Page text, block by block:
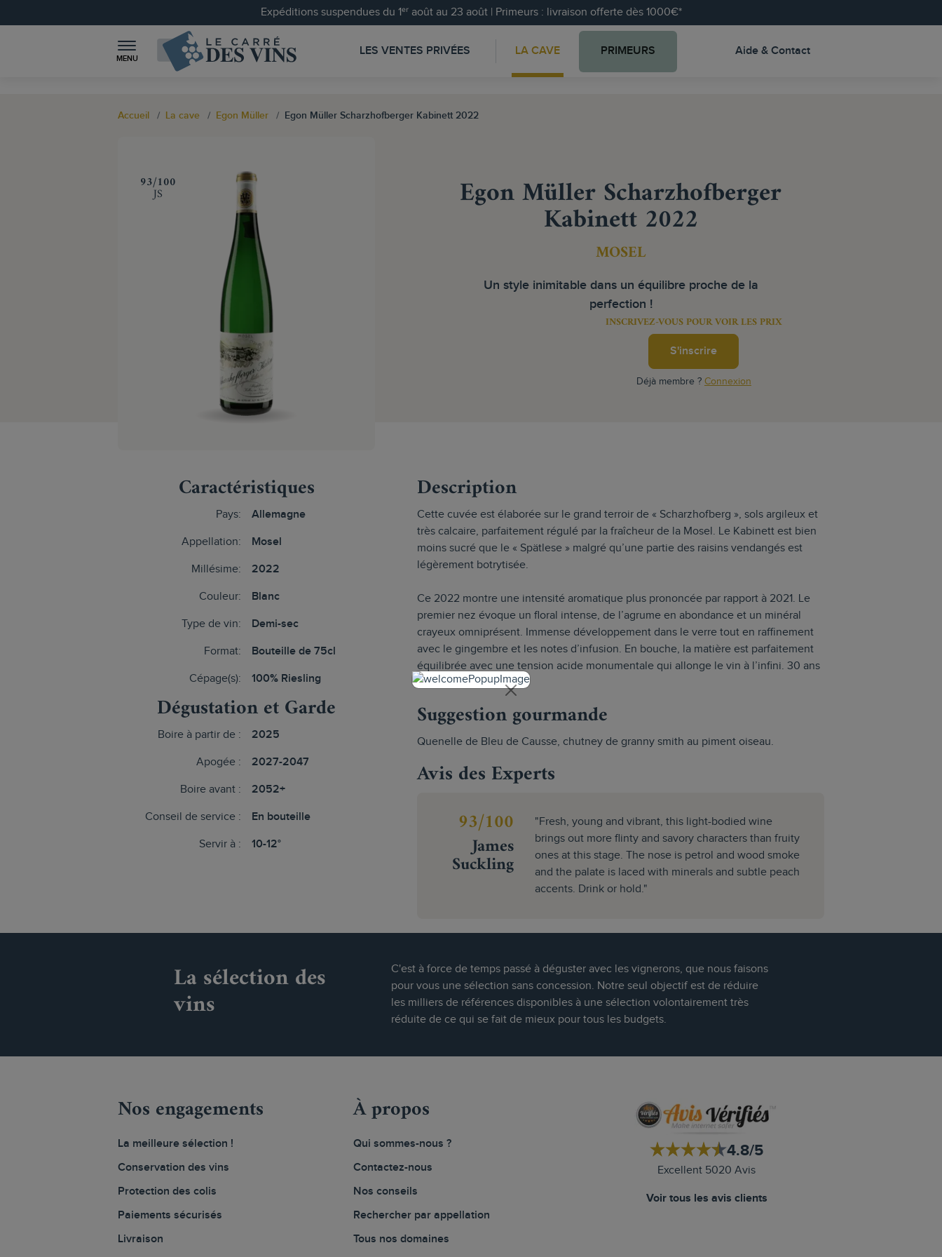
Expéditions suspendues du 1ᵉʳ août au 23 août | Primeurs : livraison offerte dès 1000€*
MENU
LES VENTES PRIVÉES LA CAVE PRIMEURS Aide & Contact
Accueil La cave Egon Müller Egon Müller Scharzhofberger Kabinett 2022
‍93/100
JS Egon Müller Scharzhofberger
Kabinett 2022
MOSEL
Un style inimitable dans un équilibre proche de la
perfection !
INSCRIVEZ-VOUS POUR VOIR LES PRIX
S'inscrire
Déjà membre ? Connexion
Caractéristiques
Pays: Allemagne
Appellation: Mosel
Millésime: 2022
Couleur: Blanc
Type de vin: Demi-sec
Format: Bouteille de 75cl
Cépage(s): 100% Riesling
Dégustation et Garde
Boire à partir de : 2025
Apogée : 2027-2047
Boire avant : 2052+
Conseil de service : En bouteille
Servir à : 10-12°
Description
Cette cuvée est élaborée sur le grand terroir de « Scharzhofberg », sols argileux et
très calcaire, parfaitement régulé par la fraîcheur de la Mosel. Le Kabinett est bien
moins sucré que le « Spätlese » malgré qu’une partie des raisins vendangés est
légèrement botrytisée.
Ce 2022 montre une intensité aromatique plus prononcée par rapport à 2021. Le
premier nez évoque un floral intense, de l’agrume en abondance et un minéral
crayeux omniprésent. Immense développement dans le verre tout en raffinement
avec le gingembre et les notes d’infusion. En bouche, la matière est parfaitement
équilibrée avec une tension acide monumentale qui allonge le vin à l’infini. 30 ans
de garde à minima.
Suggestion gourmande
Quenelle de Bleu de Causse, chutney de granny smith au piment oiseau.
Avis des Experts
93/100
James
Suckling
"Fresh, young and vibrant, this light-bodied wine
brings out more flinty and savory characters than fruity
ones at this stage. The nose is petrol and wood smoke
and the palate is laced with minerals and subtle peach
accents. Drink or hold."
La sélection des
vins
C'est à force de temps passé à déguster avec les vignerons, que nous faisons
pour vous une sélection sans concession. Notre seul objectif est de réduire
les milliers de références disponibles à une sélection volontairement très
réduite de ce qui se fait de mieux pour tous les budgets.
Nos engagements
La meilleure sélection !
Conservation des vins
Protection des colis
Paiements sécurisés
Livraison
À propos
Qui sommes-nous ?
Contactez-nous
Nos conseils
Rechercher par appellation
Tous nos domaines
4.8/5
Excellent 5020 Avis
Voir tous les avis clients